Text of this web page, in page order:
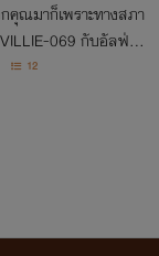
คุณมาก็เพราะทางสภา
069 กับอัลฟ่าที่
งแรงพอที่จะรองรับกา
12